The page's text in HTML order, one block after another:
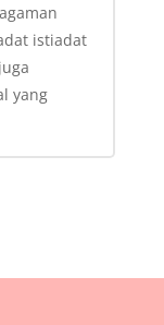
istiadat
yang